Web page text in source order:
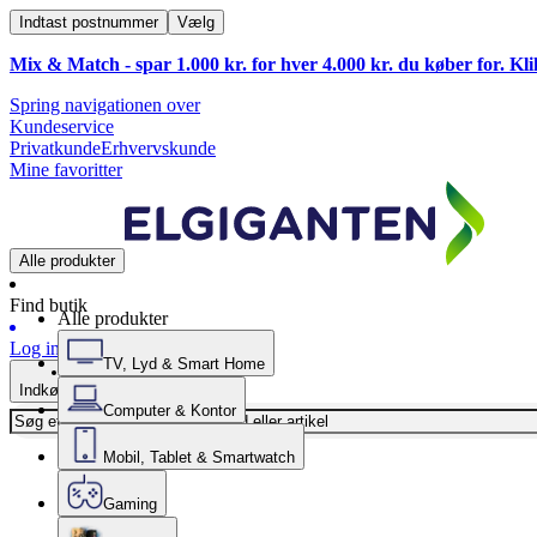
Indtast postnummer Vælg
Mix & Match - spar 1.000 kr. for hver 4.000 kr. du køber for.
Spring navigationen over
Kundeservice
PrivatkundeErhvervskunde
Mine favoritter
Alle produkter
Find butik
Log ind
Indkøbskurv
Alle produkter
TV, Lyd & Smart Home
Computer & Kontor
Mobil, Tablet & Smartwatch
Gaming